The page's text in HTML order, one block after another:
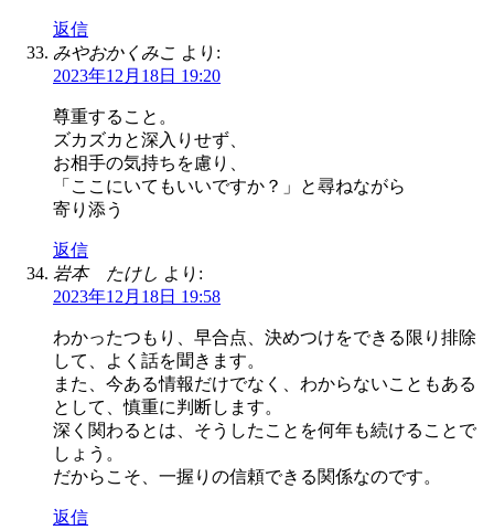
返信
みやおかくみこ より:
2023年12月18日 19:20
尊重すること。
ズカズカと深入りせず、
お相手の気持ちを慮り、
「ここにいてもいいですか？」と尋ねながら
寄り添う
返信
岩本 たけし より:
2023年12月18日 19:58
わかったつもり、早合点、決めつけをできる限り排除
して、よく話を聞きます。
また、今ある情報だけでなく、わからないこともある
として、慎重に判断します。
深く関わるとは、そうしたことを何年も続けることで
しょう。
だからこそ、一握りの信頼できる関係なのです。
返信